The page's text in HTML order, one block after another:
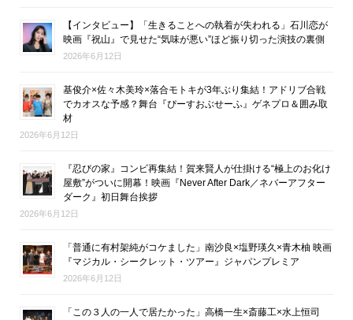
【インタビュー】「生きることへの執着が失われる」石川恋が
映画『祝山』で見せた“気味が悪い”ほど振り切った演技の裏側
2026年6月12日
基俊介×佐々木美玲×落合モトキが3年ぶり集結！アドリブ合戦
でカオスな予感？舞台『ぴーすおぶせーふ』ゲネプロ＆囲み取
材
2026年6月12日
『忍びの家』コンビ再集結！賀来賢人が仕掛ける“極上のお化け
屋敷”がついに開幕！映画『Never After Dark／ネバーアフター
ダーク』初日舞台挨拶
2026年6月12日
「普通に有村架純がコケました」南沙良×塩野瑛久×青木柚 映画
『マジカル・シークレット・ツアー』ジャパンプレミア
2026年6月12日
「この３人の一人で居たかった」高橋一生×斎藤工×水上恒司